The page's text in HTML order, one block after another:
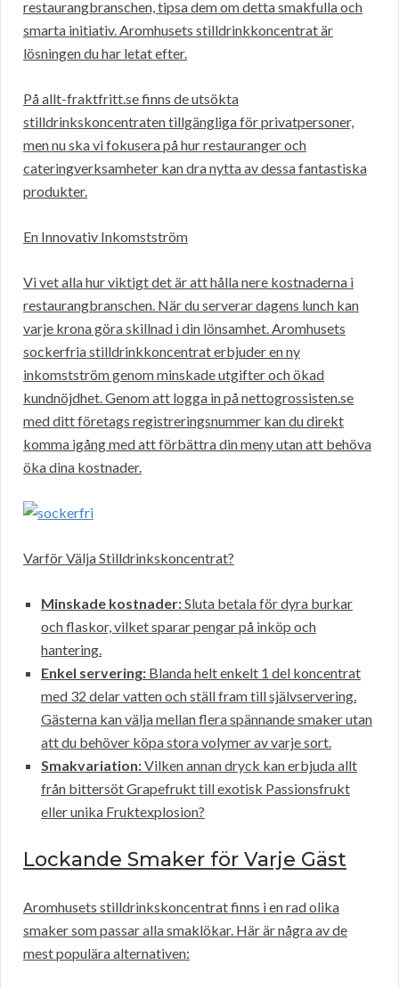
restaurangbranschen, tipsa dem om detta smakfulla och
smarta initiativ. Aromhusets stilldrinkkoncentrat är
lösningen du har letat efter.
På allt-fraktfritt.se finns de utsökta
stilldrinkskoncentraten tillgängliga för privatpersoner,
men nu ska vi fokusera på hur restauranger och
cateringverksamheter kan dra nytta av dessa fantastiska
produkter.
En Innovativ Inkomstström
Vi vet alla hur viktigt det är att hålla nere kostnaderna i
restaurangbranschen. När du serverar dagens lunch kan
varje krona göra skillnad i din lönsamhet. Aromhusets
sockerfria stilldrinkkoncentrat erbjuder en ny
inkomstström genom minskade utgifter och ökad
kundnöjdhet. Genom att logga in på nettogrossisten.se
med ditt företags registreringsnummer kan du direkt
komma igång med att förbättra din meny utan att behöva
öka dina kostnader.
Varför Välja Stilldrinkskoncentrat?
Minskade kostnader:Sluta betala för dyra burkar
och flaskor, vilket sparar pengar på inköp och
hantering.
Enkel servering: Blanda helt enkelt 1 del koncentrat
med 32 delar vatten och ställ fram till självservering.
Gästerna kan välja mellan flera spännande smaker utan
att du behöver köpa stora volymer av varje sort.
Smakvariation:Vilken annan dryck kan erbjuda allt
från bittersöt Grapefrukt till exotisk Passionsfrukt
eller unika Fruktexplosion?
Lockande Smaker för Varje Gäst
Aromhusets stilldrinkskoncentrat finns i en rad olika
smaker som passar alla smaklökar. Här är några av de
mest populära alternativen: